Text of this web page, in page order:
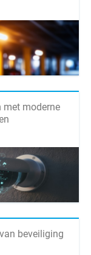
met moderne
beveiliging